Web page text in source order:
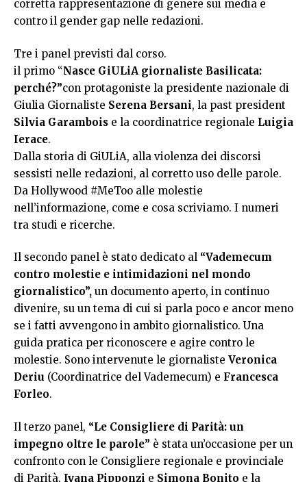
corretta rappresentazione di genere sui media e
contro il gender gap nelle redazioni.
Tre i panel previsti dal corso.
il primo “Nasce GiULiA giornaliste Basilicata:
perché?”con protagoniste la presidente nazionale di
Giulia Giornaliste Serena Bersani, la past president
Silvia Garambois e la coordinatrice regionale Luigia
Ierace.
Dalla storia di GiULiA, alla violenza dei discorsi
sessisti nelle redazioni, al corretto uso delle parole.
Da Hollywood #MeToo alle molestie
nell’informazione, come e cosa scriviamo. I numeri
tra studi e ricerche.
Il secondo panel è stato dedicato al “Vademecum
contro molestie e intimidazioni nel mondo
giornalistico”, un documento aperto, in continuo
divenire, su un tema di cui si parla poco e ancor meno
se i fatti avvengono in ambito giornalistico. Una
guida pratica per riconoscere e agire contro le
molestie. Sono intervenute le giornaliste Veronica
Deriu (Coordinatrice del Vademecum) e Francesca
Forleo.
Il terzo panel, “Le Consigliere di Parità: un
impegno oltre le parole” è stata un’occasione per un
confronto con le Consigliere regionale e provinciale
di Parità, Ivana Pipponzi e Simona Bonito e la